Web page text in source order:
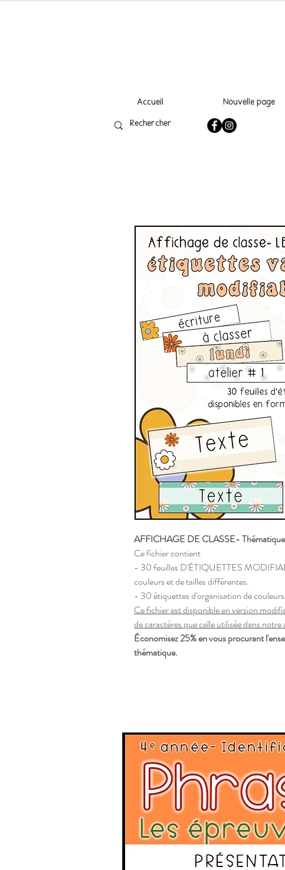
Accueil Nouvelle page
AFFICHAGE DE CLASSE- Thématique
Ce fichier contient
- 30 feuilles D'ÉTIQUETTES
couleurs et de tailles différentes.
- 30 étiquettes d'organisation de
Ce fichier est disponible en version
de caractères que celle utilisée dans notre
Économisez 25% en vous procurant
thématique.